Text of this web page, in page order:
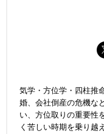
気学・方位学・四柱推
婚、会社倒産の危機な
い、方位取りの重要性
く苦しい時期を乗り越